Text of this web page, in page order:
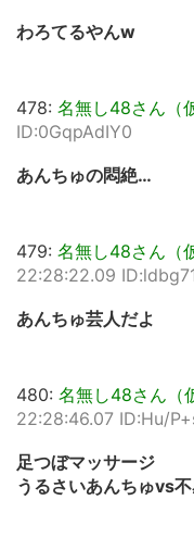
わろてるやんw
478: 名無し48さん（
ID:0GqpAdIY0
あんちゅの悶絶…
479: 名無し48さん（
22:28:22.09
あんちゅ芸人だよ
480: 名無し48さん（
22:28:46.07 ID:Hu/
足つぼマッサージ
うるさいあんちゅvs